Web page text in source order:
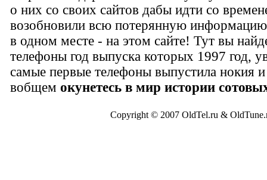
о них со своих сайтов дабы идти со
возобновили всю потерянную информацию
в одном месте - на этом сайте! Тут вы
телефоны год выпуска которых 1997 год,
самые первые телефоны выпустила нокия
вобщем окунетесь в мир истории
Copyright © 2007 OldTel.ru &